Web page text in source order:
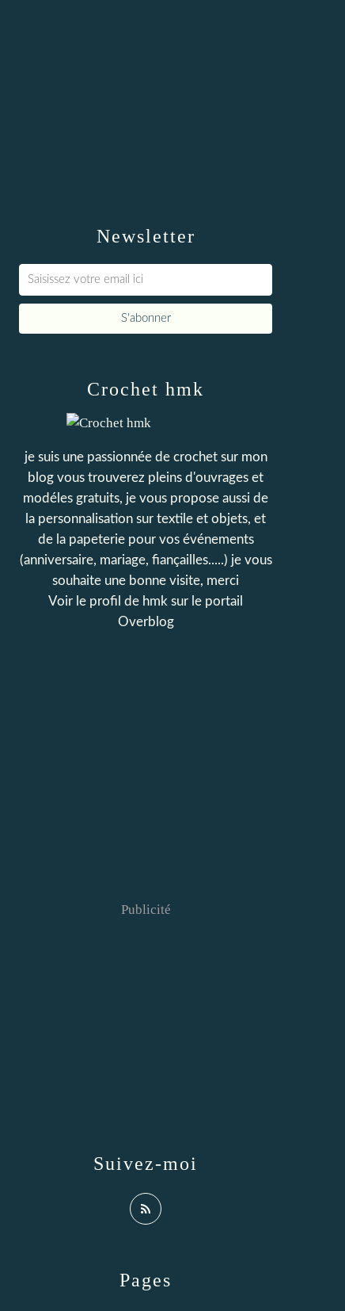
Newsletter
Pages
Crochet hmk
je suis une passionnée de crochet sur mon
blog vous trouverez pleins d'ouvrages et
modéles gratuits, je vous propose aussi de
la personnalisation sur textile et objets, et
de la papeterie pour vos événements
(anniversaire, mariage, fiançailles.....) je vous
souhaite une bonne visite, merci
Voir le profil de hmk sur le portail
Overblog
Suivez-moi
Publicité